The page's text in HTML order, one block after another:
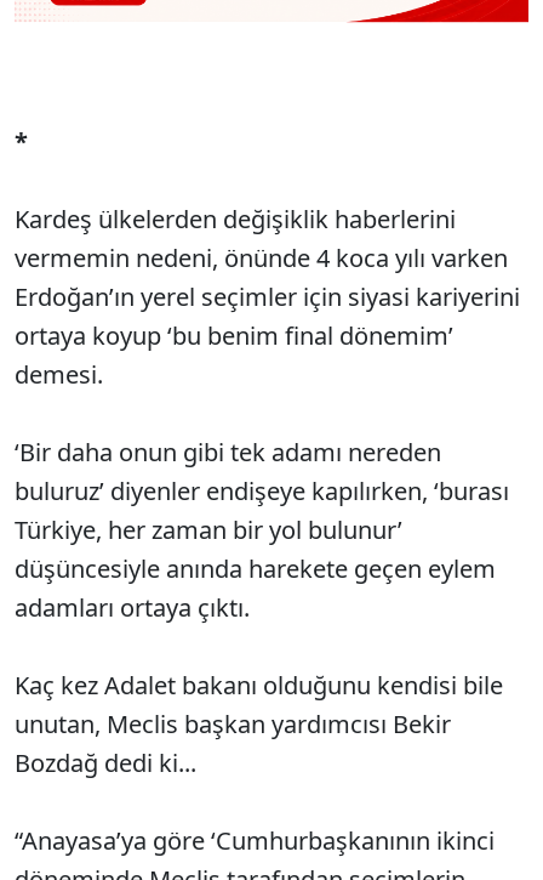
*
Kardeş ülkelerden değişiklik haberlerini
vermemin nedeni, önünde 4 koca yılı varken
Erdoğan’ın yerel seçimler için siyasi kariyerini
ortaya koyup ‘bu benim final dönemim’
demesi.
‘Bir daha onun gibi tek adamı nereden
buluruz’ diyenler endişeye kapılırken, ‘burası
Türkiye, her zaman bir yol bulunur’
düşüncesiyle anında harekete geçen eylem
adamları ortaya çıktı.
Kaç kez Adalet bakanı olduğunu kendisi bile
unutan, Meclis başkan yardımcısı Bekir
Bozdağ dedi ki...
“Anayasa’ya göre ‘Cumhurbaşkanının ikinci